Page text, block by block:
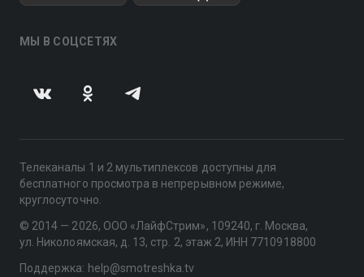
МЫ В СОЦСЕТЯХ
Телеканалы 1 и 2 мультиплексов доступны для
бесплатного просмотра в непрерывном режиме,
круглосуточно.
© 2014 — 2026, ООО «ЛайфСтрим», 109240, г. Москва,
ул. Николоямская, д. 13, стр. 2, этаж 2, ИНН 7710918800
Поддержка: help@smotreshka.tv